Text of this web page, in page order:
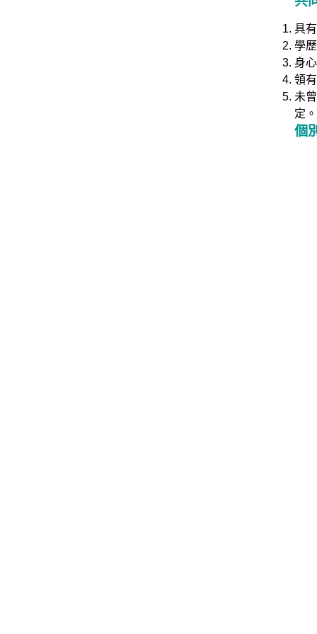
具
學
身
領
未
定。
個